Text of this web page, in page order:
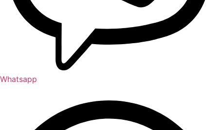
Whatsapp